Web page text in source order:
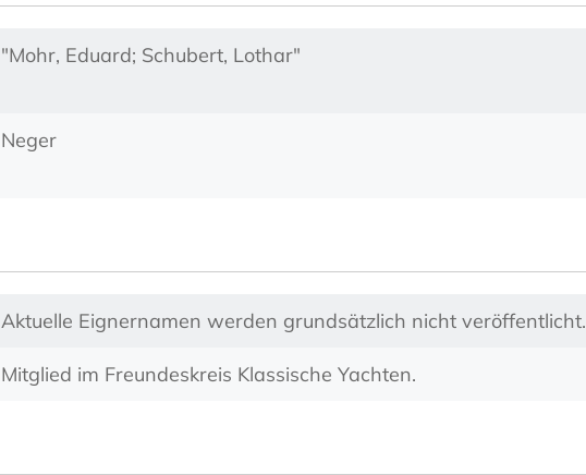
"Mohr, Eduard; Schubert, Lothar"
Neger
Aktuelle Eignernamen werden grundsätzlich nicht veröffentlicht.
Mitglied im Freundeskreis Klassische Yachten.